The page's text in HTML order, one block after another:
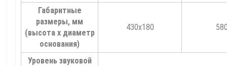
Габаритные
размеры, мм
(высота х диаметр
основания)
430х180
Уровень звуковой